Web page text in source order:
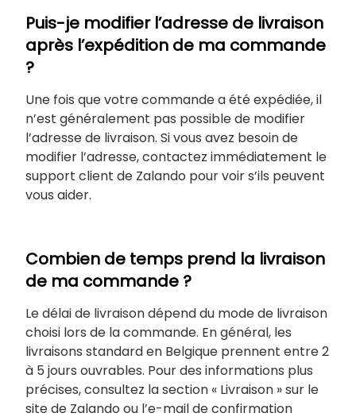
Puis-je modifier l’adresse de livraison
après l’expédition de ma commande
?
Une fois que votre commande a été expédiée, il
n’est généralement pas possible de modifier
l’adresse de livraison. Si vous avez besoin de
modifier l’adresse, contactez immédiatement le
support client de Zalando pour voir s’ils peuvent
vous aider.
Combien de temps prend la livraison
de ma commande ?
Le délai de livraison dépend du mode de livraison
choisi lors de la commande. En général, les
livraisons standard en Belgique prennent entre 2
à 5 jours ouvrables. Pour des informations plus
précises, consultez la section « Livraison » sur le
site de Zalando ou l’e-mail de confirmation